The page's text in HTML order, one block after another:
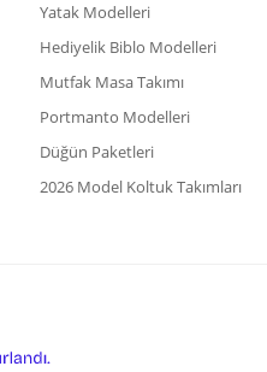
Yatak Modelleri
Hediyelik Biblo Modelleri
Mutfak Masa Takımı
Portmanto Modelleri
Düğün Paketleri
2026 Model Koltuk Takımları